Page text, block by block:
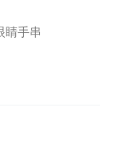
睛手串